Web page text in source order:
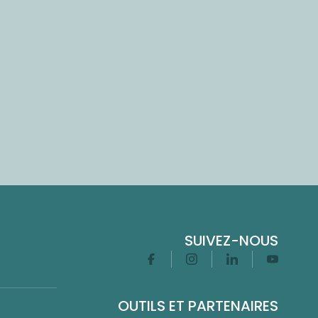
SUIVEZ-NOUS
FacebookInstagramLinkedinYoutube
OUTILS ET PARTENAIRES